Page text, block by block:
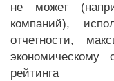
не может
компаний),
отчетности,
экономическому
рейтинга